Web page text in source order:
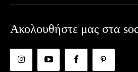
Ακολουθήστε μας στα